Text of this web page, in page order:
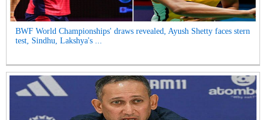
BWF World Championships' draws revealed, Ayush Shetty faces stern
test, Sindhu, Lakshya's ...